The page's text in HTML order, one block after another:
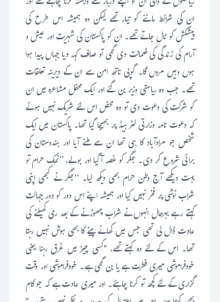
ان کی شرائط ماننے کو تیار تھے لیکن وہ ہمیشہ اس طرح کی
پیشکش کو ٹال جاتے تھے۔ ان کو پاکستان کی شہریت اور عیش و
آرام کی زندگی کی ضمانت دی گئی تو صاف کہہ دیا جہاں پیدا ہوا
ہوں وہیں مروں گا۔ گوپی ناتھ امن سے ان کے دیرینہ تعلقات
تھے۔ جب وہ ریاستی وزیر بن گئے اور ایک محفل مشاعرہ میں ان
کو شرکت کی دعوت دی تو وہ محض اس لئے شریک نہیں ہوئے
کہ دعوت نامہ وزارتی لٹر ہیڈ پر بھیجا گیا تھا۔ پاکستان میں ایک
شخص جو مرادآباد کا ہی تھا ان سے ملنے آیا اور ہندوستان کی
برائی شروع کر دی۔ جگر کو غصہ آ گیا اور بولے، ’’نمک حرام تو
بہت دیکھے آج وطن حرام بھی دیکھ لیا۔ ‘‘جگر نے کبھی اپنی
شراب نوشی پر فخر نہیں کیا اور ہمیشہ اپنے اس دور کو دور جہالت
کہتے رہے بہرحال انہوں نے شراب چھوڑنے کے بعد رمی کھیلنے کی
عادت ڈال لی تھی جس میں کھانے پینے کا بھی ہوش نہیں رہتا
تھا۔ اس کے لئے وہ کہتے تھے، "کسی چیز میں غرق رہنا یعنی
خودفراموشی میری فطرت ہے یا بن گئی ہے۔ خودفراموشی اور وقت
گزاری کے لئے کچھ تو کرنا چاہئے۔ اور میری عادت ہے کہ جو کام